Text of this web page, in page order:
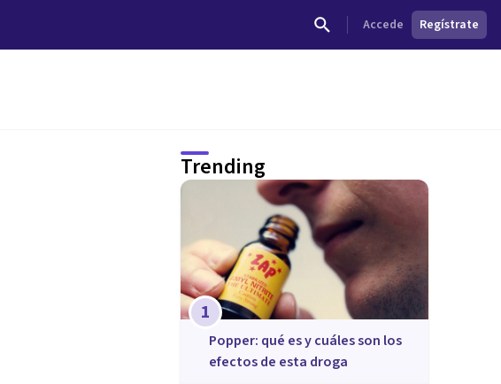
Accede Regístrate
Trending
1
Popper: qué es y cuáles son los
efectos de esta droga